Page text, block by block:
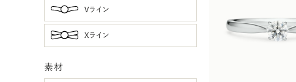
Vライン
Xライン
素材